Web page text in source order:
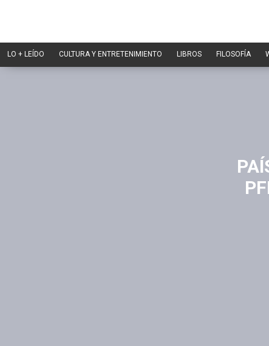
LO + LEÍDO CULTURA Y ENTRETENIMIENTO LIBROS FILOSOFÍA